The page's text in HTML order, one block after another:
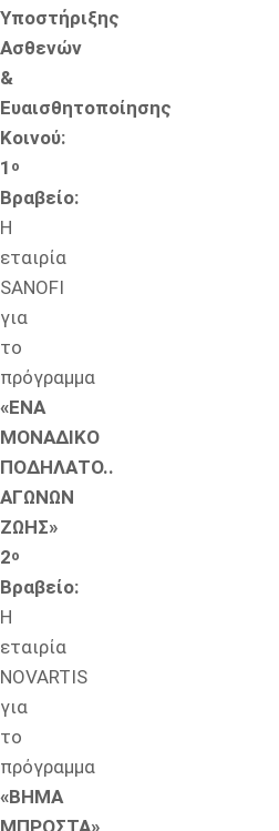
Υποστήριξης
Ασθενών
&
Ευαισθητοποίησης
Κοινού:
1 ο
Βραβείο:
Η
εταιρία
SANOFI
για
το
πρόγραμμα
«ΕΝΑ
ΜΟΝΑΔΙΚΟ
ΠΟΔΗΛΑΤΟ..
ΑΓΩΝΩΝ
ΖΩΗΣ»
2ο
Βραβείο:
Η
εταιρία
NOVARTIS
για
το
πρόγραμμα
«ΒΗΜΑ
ΜΠΡΟΣΤΑ»